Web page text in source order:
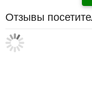
Отзывы